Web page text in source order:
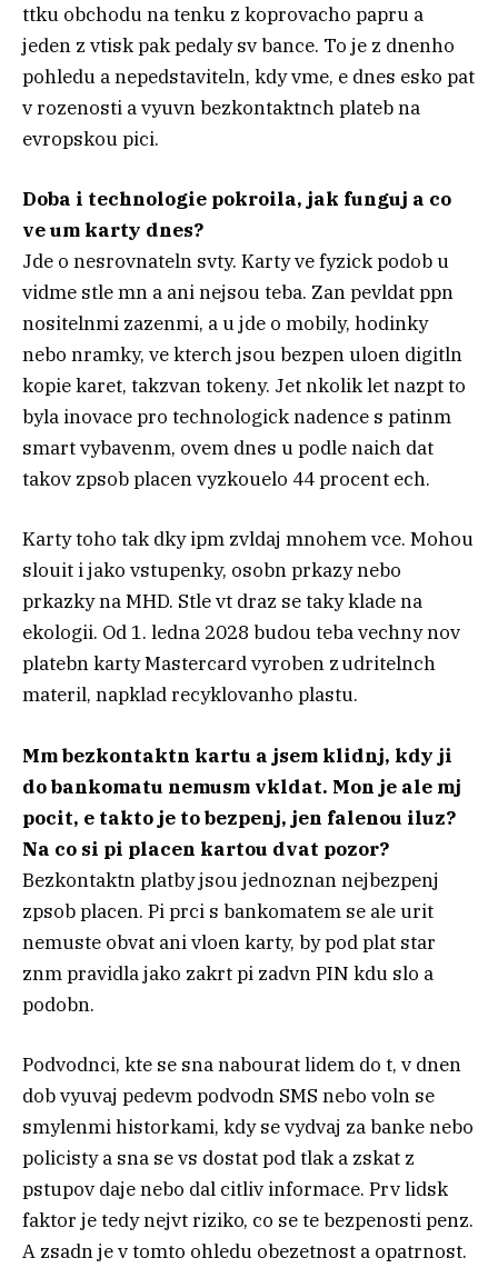
ttku obchodu na tenku z koprovacho papru a
jeden z vtisk pak pedaly sv bance. To je z dnenho
pohledu a nepedstaviteln, kdy vme, e dnes esko pat
v rozenosti a vyuvn bezkontaktnch plateb na
evropskou pici.
Doba i technologie pokroila, jak funguj a co
ve um karty dnes?
Jde o nesrovnateln svty. Karty ve fyzick podob u
vidme stle mn a ani nejsou teba. Zan pevldat ppn
nositelnmi zazenmi, a u jde o mobily, hodinky
nebo nramky, ve kterch jsou bezpen uloen digitln
kopie karet, takzvan tokeny. Jet nkolik let nazpt to
byla inovace pro technologick nadence s patinm
smart vybavenm, ovem dnes u podle naich dat
takov zpsob placen vyzkouelo 44 procent ech.
Karty toho tak dky ipm zvldaj mnohem vce. Mohou
slouit i jako vstupenky, osobn prkazy nebo
prkazky na MHD. Stle vt draz se taky klade na
ekologii. Od 1. ledna 2028 budou teba vechny nov
platebn karty Mastercard vyroben z udritelnch
materil, napklad recyklovanho plastu.
Mm bezkontaktn kartu a jsem klidnj, kdy ji
do bankomatu nemusm vkldat. Mon je ale mj
pocit, e takto je to bezpenj, jen falenou iluz?
Na co si pi placen kartou dvat pozor?
Bezkontaktn platby jsou jednoznan nejbezpenj
zpsob placen. Pi prci s bankomatem se ale urit
nemuste obvat ani vloen karty, by pod plat star
znm pravidla jako zakrt pi zadvn PIN kdu slo a
podobn.
Podvodnci, kte se sna nabourat lidem do t, v dnen
dob vyuvaj pedevm podvodn SMS nebo voln se
smylenmi historkami, kdy se vydvaj za banke nebo
policisty a sna se vs dostat pod tlak a zskat z
pstupov daje nebo dal citliv informace. Prv lidsk
faktor je tedy nejvt riziko, co se te bezpenosti penz.
A zsadn je v tomto ohledu obezetnost a opatrnost.